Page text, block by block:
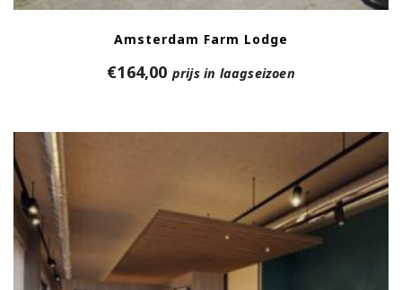
Amsterdam Farm Lodge
€164,00 prijs in laagseizoen